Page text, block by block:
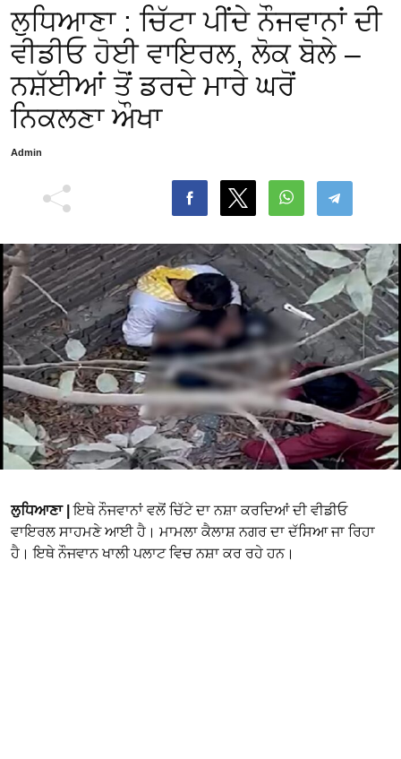
ਲੁਧਿਆਣਾ : ਚਿੱਟਾ ਪੀਂਦੇ ਨੌਜਵਾਨਾਂ ਦੀ
ਵੀਡੀਓ ਹੋਈ ਵਾਇਰਲ, ਲੋਕ ਬੋਲੇ –
ਨਸ਼ੱਈਆਂ ਤੋਂ ਡਰਦੇ ਮਾਰੇ ਘਰੋਂ
ਨਿਕਲਣਾ ਔਖਾ
Admin
ਲੁਧਿਆਣਾ | ਇਥੇ ਨੌਜਵਾਨਾਂ ਵਲੋਂ ਚਿੱਟੇ ਦਾ ਨਸ਼ਾ ਕਰਦਿਆਂ ਦੀ ਵੀਡੀਓ
ਵਾਇਰਲ ਸਾਹਮਣੇ ਆਈ ਹੈ। ਮਾਮਲਾ ਕੈਲਾਸ਼ ਨਗਰ ਦਾ ਦੱਸਿਆ ਜਾ ਰਿਹਾ
ਹੈ। ਇਥੇ ਨੌਜਵਾਨ ਖਾਲੀ ਪਲਾਟ ਵਿਚ ਨਸ਼ਾ ਕਰ ਰਹੇ ਹਨ।